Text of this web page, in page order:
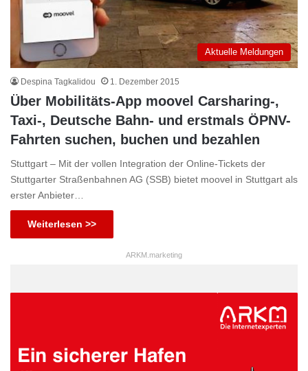
Aktuelle Meldungen
Despina Tagkalidou 1. Dezember 2015
Über Mobilitäts-App moovel Carsharing-,
Taxi-, Deutsche Bahn- und erstmals ÖPNV-
Fahrten suchen, buchen und bezahlen
Stuttgart – Mit der vollen Integration der Online-Tickets der
Stuttgarter Straßenbahnen AG (SSB) bietet moovel in Stuttgart als
erster Anbieter…
Weiterlesen >>
ARKM.marketing